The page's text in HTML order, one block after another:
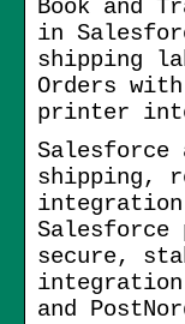
Book and
in
shipping
Orders
printer
Salesforce
shipping,
secure,
and